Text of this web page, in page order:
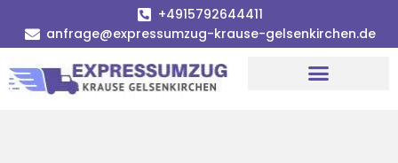
+4915792644411
anfrage@expressumzug-krause-gelsenkirchen.de